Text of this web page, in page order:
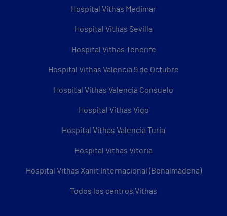
Hospital Vithas Medimar
Hospital Vithas Sevilla
Hospital Vithas Tenerife
Hospital Vithas Valencia 9 de Octubre
Hospital Vithas Valencia Consuelo
Hospital Vithas Vigo
Hospital Vithas Valencia Turia
Hospital Vithas Vitoria
Hospital Vithas Xanit Internacional (Benalmádena)
Todos los centros Vithas